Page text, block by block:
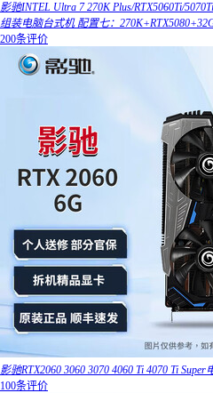
影驰INTEL Ultra 7 270K Plus/RTX5060Ti/
组装电脑台式机 配置七：
200条评价
影驰RTX2060 3060 3070 4060 Ti 4070 Ti
100条评价